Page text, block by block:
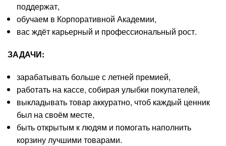
поддержат,
обучаем в Корпоративной Академии,
вас ждёт карьерный и профессиональный рост.
ЗАДАЧИ:
зарабатывать больше с летней премией,
работать на кассе, собирая улыбки покупателей,
выкладывать товар аккуратно, чтоб каждый ценник
был на своём месте,
быть открытым к людям и помогать наполнить
корзину лучшими товарами.